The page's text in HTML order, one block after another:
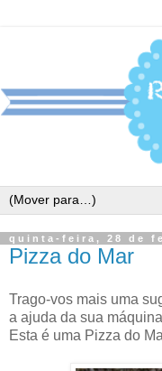
quinta-feira, 28 de
Pizza do Mar
Trago-vos mais uma
a ajuda da sua
Esta é uma Pizza do